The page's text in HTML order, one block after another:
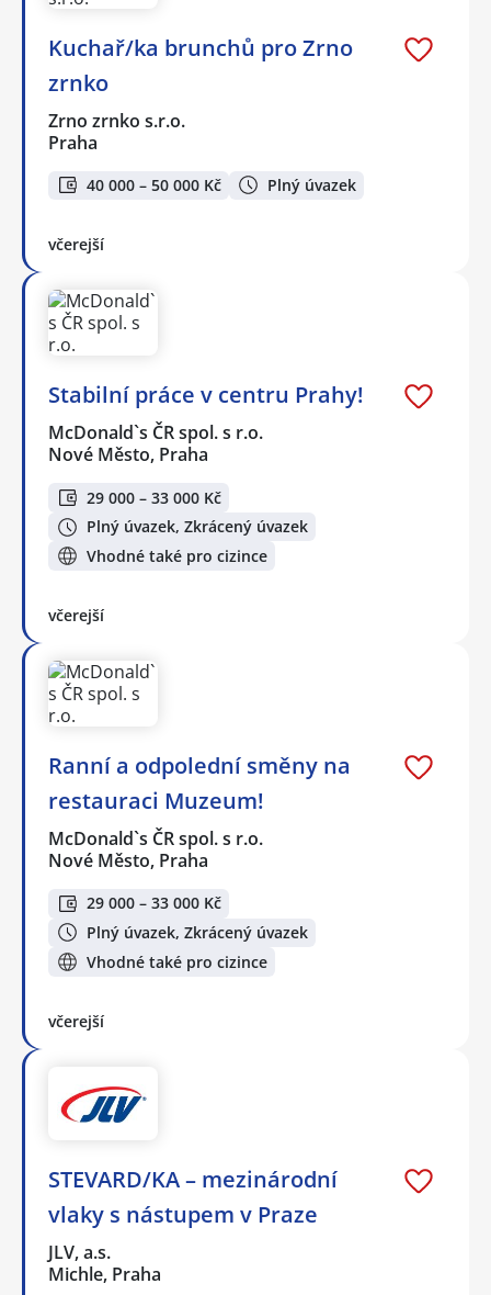
Kuchař/ka brunchů pro Zrno
zrnko
Zrno zrnko s.r.o.
Praha
40 000 – 50 000 Kč Plný úvazek
včerejší
Stabilní práce v centru Prahy!
McDonald`s ČR spol. s r.o.
Nové Město, Praha
29 000 – 33 000 Kč
Plný úvazek, Zkrácený úvazek
Vhodné také pro cizince
včerejší
Ranní a odpolední směny na
restauraci Muzeum!
McDonald`s ČR spol. s r.o.
Nové Město, Praha
29 000 – 33 000 Kč
Plný úvazek, Zkrácený úvazek
Vhodné také pro cizince
včerejší
STEVARD/KA – mezinárodní
vlaky s nástupem v Praze
JLV, a.s.
Michle, Praha